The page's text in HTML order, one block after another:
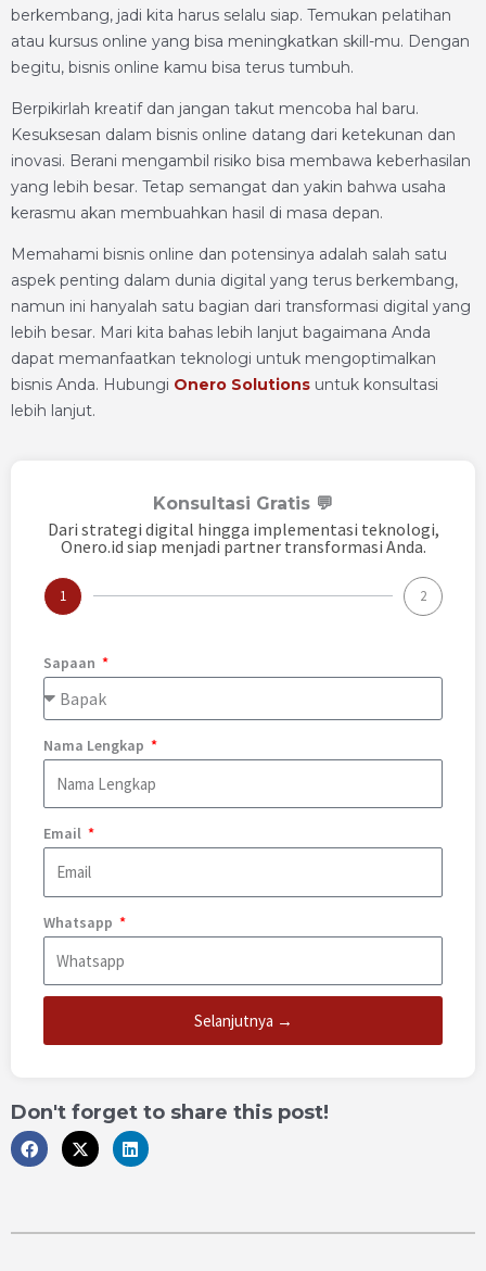
berkembang, jadi kita harus selalu siap. Temukan pelatihan
atau kursus online yang bisa meningkatkan skill-mu. Dengan
begitu, bisnis online kamu bisa terus tumbuh.
Berpikirlah kreatif dan jangan takut mencoba hal baru.
Kesuksesan dalam bisnis online datang dari ketekunan dan
inovasi. Berani mengambil risiko bisa membawa keberhasilan
yang lebih besar. Tetap semangat dan yakin bahwa usaha
kerasmu akan membuahkan hasil di masa depan.
Memahami bisnis online dan potensinya adalah salah satu
aspek penting dalam dunia digital yang terus berkembang,
namun ini hanyalah satu bagian dari transformasi digital yang
lebih besar. Mari kita bahas lebih lanjut bagaimana Anda
dapat memanfaatkan teknologi untuk mengoptimalkan
bisnis Anda. Hubungi Onero Solutions untuk konsultasi
lebih lanjut.
Konsultasi Gratis 💬
Dari strategi digital hingga implementasi teknologi,
Onero.id siap menjadi partner transformasi Anda.
1 2
Sapaan
Nama Lengkap
Email
Whatsapp
Selanjutnya →
Don't forget to share this post!